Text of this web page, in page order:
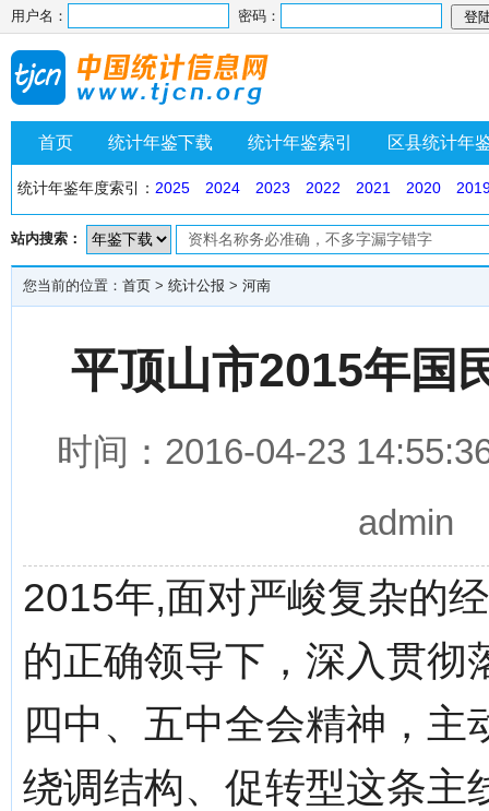
用户名： 密码：
首页 统计年鉴下载 统计年鉴索引 区县统计年
统计年鉴年度索引： 2025 2024 2023 2022 2021 2020
站内搜索：
您当前的位置： 首页 > 统计公报 > 河南
平顶山市2015年国
时间：2016-04-23
admin
2015年,面对严峻复杂的
的正确领导下，深入贯彻
四中、五中全会精神，
绕调结构、促转型这条主